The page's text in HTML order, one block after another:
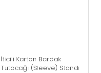
İticili Karton Bardak
Tutacağı (Sleeve) Standı